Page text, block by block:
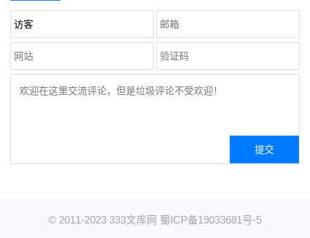
© 2011-2023 333文库网 蜀ICP备19033681号-5